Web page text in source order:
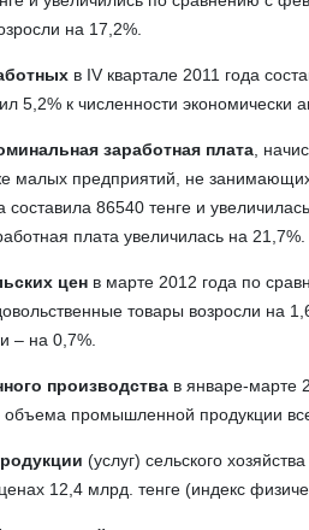
на 17,2%.
в IV квартале 2011 года
5,2% к численности экономически
заработная плата ,
малых предприятий, не
составила 86540 тенге и
плата увеличилась на 21,7%.
цен в марте 2012 года по
товары возросли на
– на 0,7%.
производства в январе-марте
объема промышленной продукции
(услуг) сельского
12,4 млрд. тенге (индекс